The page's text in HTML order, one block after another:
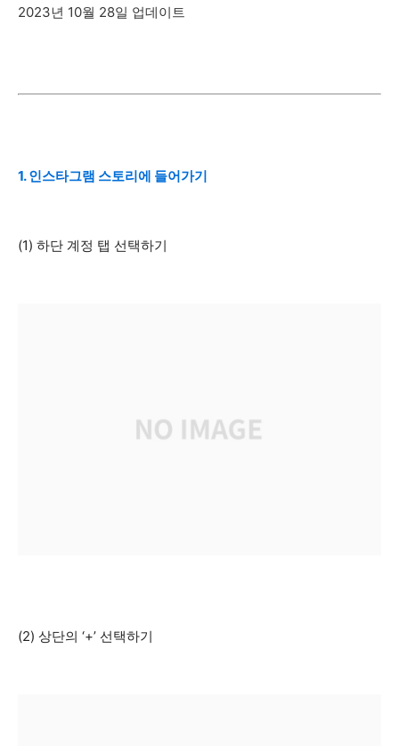
2023년 10월 28일 업데이트
1. 인스타그램 스토리에 들어가기
(1) 하단 계정 탭 선택하기
(2) 상단의 ‘+’ 선택하기